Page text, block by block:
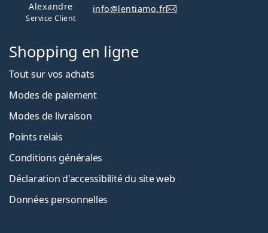
Alexandre
Service Client
info@lentiamo.fr
Shopping en ligne
Tout sur vos achats
Modes de paiement
Modes de livraison
Points relais
Conditions générales
Déclaration d'accessibilité du site web
Données personnelles